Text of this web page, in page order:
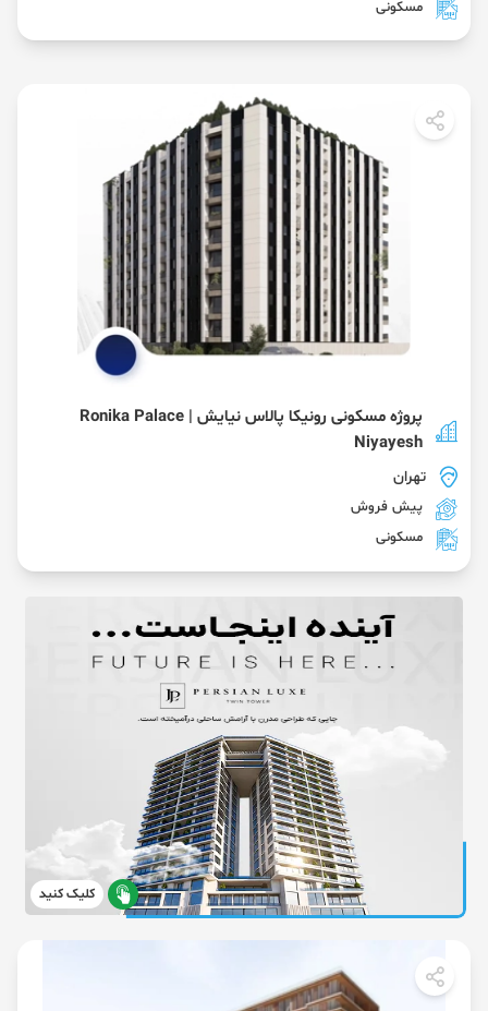
مسکونی
پروژه مسکونی رونیکا پالاس نیایش | Ronika Palace
Niyayesh
تهران
پیش فروش
مسکونی
کلیک کنید